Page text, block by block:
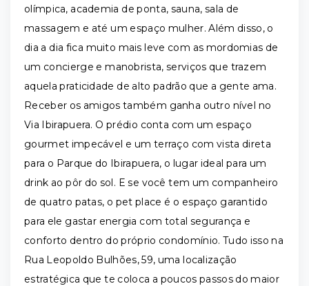
olímpica, academia de ponta, sauna, sala de
massagem e até um espaço mulher. Além disso, o
dia a dia fica muito mais leve com as mordomias de
um concierge e manobrista, serviços que trazem
aquela praticidade de alto padrão que a gente ama.
Receber os amigos também ganha outro nível no
Via Ibirapuera. O prédio conta com um espaço
gourmet impecável e um terraço com vista direta
para o Parque do Ibirapuera, o lugar ideal para um
drink ao pôr do sol. E se você tem um companheiro
de quatro patas, o pet place é o espaço garantido
para ele gastar energia com total segurança e
conforto dentro do próprio condomínio. Tudo isso na
Rua Leopoldo Bulhões, 59, uma localização
estratégica que te coloca a poucos passos do maior